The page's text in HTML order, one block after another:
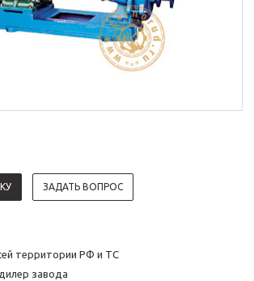
ЗАДАТЬ ВОПРОС
территории РФ и ТС
завода